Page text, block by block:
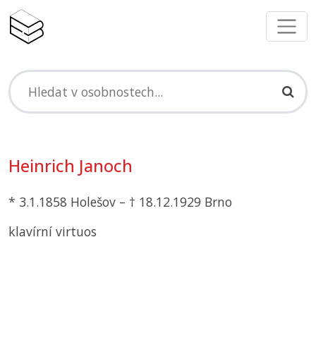
Heinrich Janoch
* 3.1.1858 Holešov – † 18.12.1929 Brno
klavírní virtuos